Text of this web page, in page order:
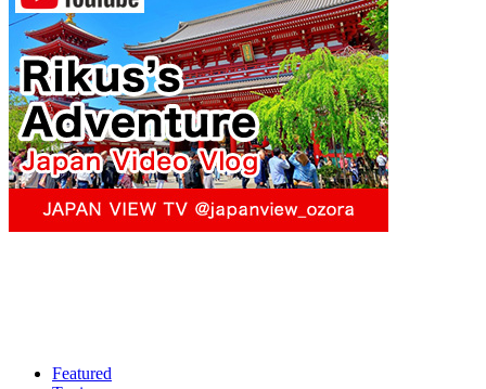
Featured